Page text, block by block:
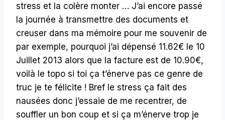
stress et la colère monter … J’ai encore passé
la journée à transmettre des documents et
creuser dans ma mémoire pour me souvenir de
par exemple, pourquoi j’ai dépensé 11.62€ le 10
Juillet 2013 alors que la facture est de 10.90€,
voilà le topo si toi ça t’énerve pas ce genre de
truc je te félicite ! Bref le stress ça fait des
nausées donc j’essaie de me recentrer, de
souffler un bon coup et si ça m’énerve trop je